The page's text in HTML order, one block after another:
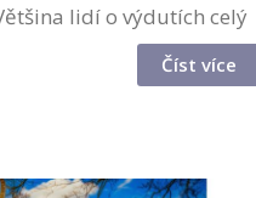
lidí o výdutích celý
u nich vůbec neprojeví.
v důs...
Číst více